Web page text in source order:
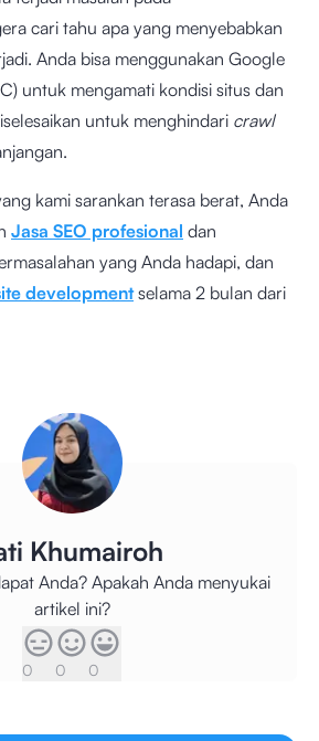
cari tahu apa yang menyebabkan
Anda bisa menggunakan Google
untuk mengamati kondisi situs dan
untuk menghindari crawl
kami sarankan terasa berat, Anda
Jasa SEO profesional dan
yang Anda hadapi, dan
developmentselama 2 bulan dari
Khumairoh
Anda? Apakah Anda menyukai
artikel ini?
0 0 0